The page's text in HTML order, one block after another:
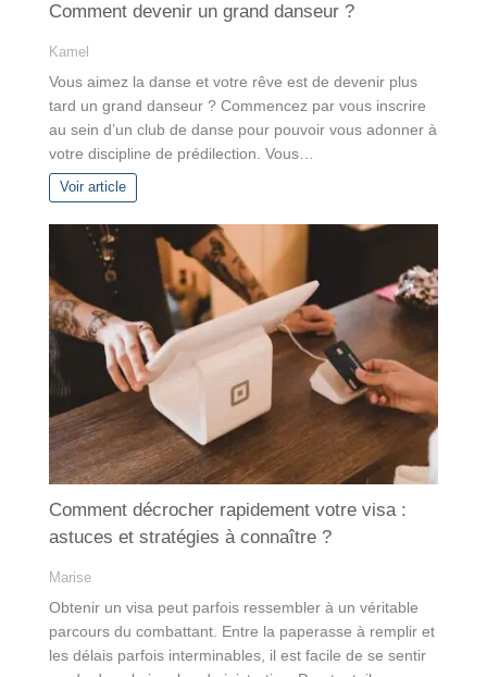
Comment devenir un grand danseur ?
Kamel
Vous aimez la danse et votre rêve est de devenir plus
tard un grand danseur ? Commencez par vous inscrire
au sein d’un club de danse pour pouvoir vous adonner à
votre discipline de prédilection. Vous…
Voir article
Comment décrocher rapidement votre visa :
astuces et stratégies à connaître ?
Marise
Obtenir un visa peut parfois ressembler à un véritable
parcours du combattant. Entre la paperasse à remplir et
les délais parfois interminables, il est facile de se sentir